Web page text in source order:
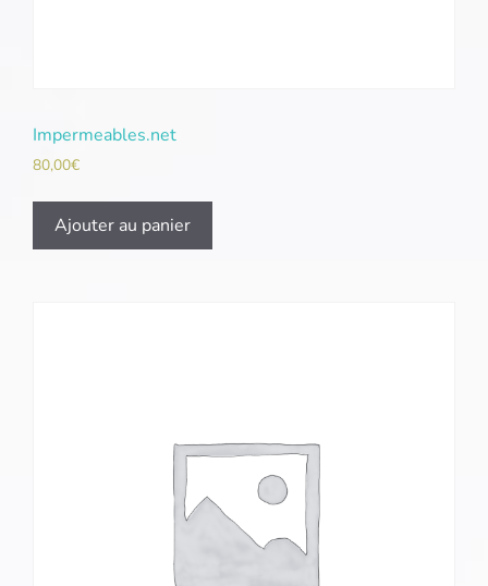
Impermeables.net
80,00€
Ajouter au panier